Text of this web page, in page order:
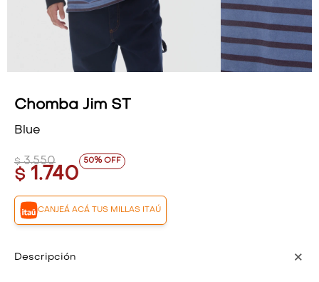
Chomba Jim ST
Blue
$ 1.740
$ 3.550 50
CANJEÁ ACÁ TUS MILLAS ITAÚ
Descripción
VESTIDOS Y MONOS
CAMISAS Y BLUSAS
SHORTS Y FALDAS
VESTIDOS Y MONOS
CAMISAS Y BLUSAS
SHORTS Y FALDAS